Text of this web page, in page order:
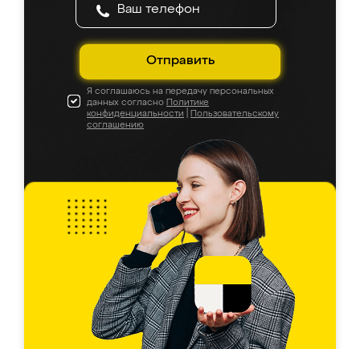
Отправить
Я соглашаюсь на передачу персональных
данных согласно Политике
конфиденциальности
Пользовательскому
соглашению